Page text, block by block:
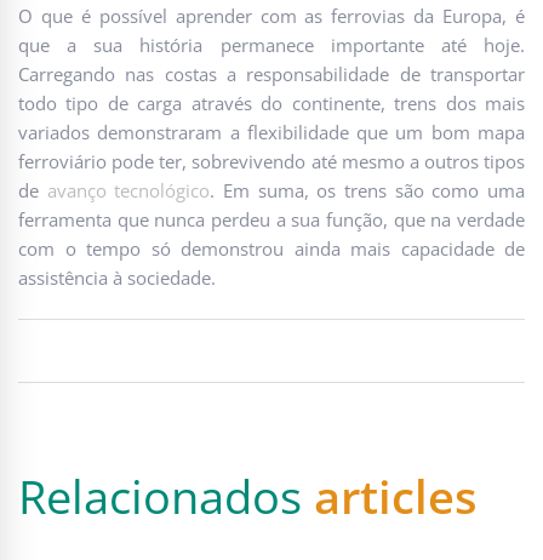
O que é possível aprender com as ferrovias da Europa, é
que a sua história permanece importante até hoje.
Carregando nas costas a responsabilidade de transportar
todo tipo de carga através do continente, trens dos mais
variados demonstraram a flexibilidade que um bom mapa
ferroviário pode ter, sobrevivendo até mesmo a outros tipos
de avanço tecnológico. Em suma, os trens são como uma
ferramenta que nunca perdeu a sua função, que na verdade
com o tempo só demonstrou ainda mais capacidade de
assistência à sociedade.
Relacionados articles